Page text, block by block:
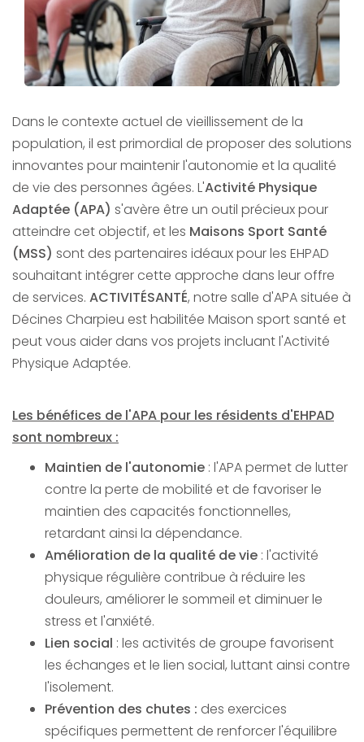
Dans le contexte actuel de vieillissement de la
population, il est primordial de proposer des solutions
innovantes pour maintenir l'autonomie et la qualité
de vie des personnes âgées. L'Activité Physique
Adaptée (APA) s'avère être un outil précieux pour
atteindre cet objectif, et les Maisons Sport Santé
(MSS) sont des partenaires idéaux pour les EHPAD
souhaitant intégrer cette approche dans leur offre
de services. ACTIVITÉSANTÉ, notre salle d'APA située à
Décines Charpieu est habilitée Maison sport santé et
peut vous aider dans vos projets incluant l'Activité
Physique Adaptée.
Les bénéfices de l'APA pour les résidents d'EHPAD
sont nombreux :
Maintien de l'autonomie : l'APA permet de lutter
contre la perte de mobilité et de favoriser le
maintien des capacités fonctionnelles,
retardant ainsi la dépendance.
Amélioration de la qualité de vie : l'activité
physique régulière contribue à réduire les
douleurs, améliorer le sommeil et diminuer le
stress et l'anxiété.
Lien social : les activités de groupe favorisent
les échanges et le lien social, luttant ainsi contre
l'isolement.
Prévention des chutes : des exercices
spécifiques permettent de renforcer l'équilibre